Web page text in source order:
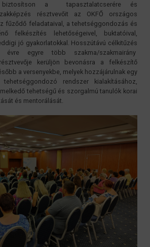
biztosítson a tapasztalatcserére és
résztvevőit az OKFŐ országos
fűződő feladataival, a tehetséggondozás és
felkészítés lehetőségeivel, buktatóival,
jó gyakorlatokkal. Hosszútávú célkitűzés
egyre több szakma/szakmairány
kerüljön bevonásra a felkészítő
a versenyekbe, melyek hozzájárulnak egy
rendszer kialakításához,
tehetségű és szorgalmú tanulók korai
és mentorálását.